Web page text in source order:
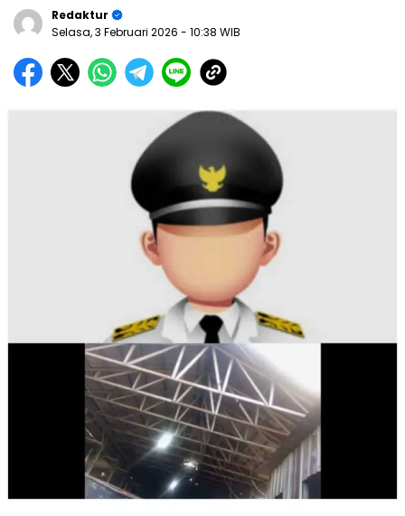
Redaktur
Selasa, 3 Februari 2026 - 10:38 WIB